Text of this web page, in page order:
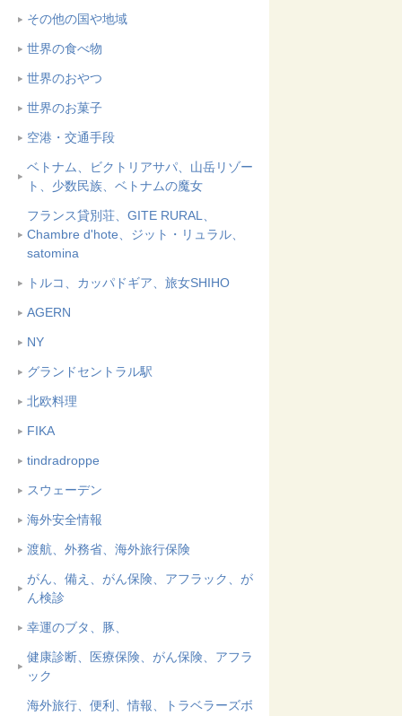
その他の国や地域
世界の食べ物
世界のおやつ
世界のお菓子
空港・交通手段
ベトナム、ビクトリアサパ、山岳リゾー
ト、少数民族、ベトナムの魔女
フランス貸別荘、GITE RURAL、
Chambre d'hote、ジット・リュラル、
satomina
トルコ、カッパドギア、旅女SHIHO
AGERN
NY
グランドセントラル駅
北欧料理
FIKA
tindradroppe
スウェーデン
海外安全情報
渡航、外務省、海外旅行保険
がん、備え、がん保険、アフラック、が
ん検診
幸運のブタ、豚、
健康診断、医療保険、がん保険、アフラ
ック
海外旅行、便利、情報、トラベラーズボ